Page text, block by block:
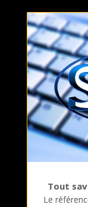
Tout
Le